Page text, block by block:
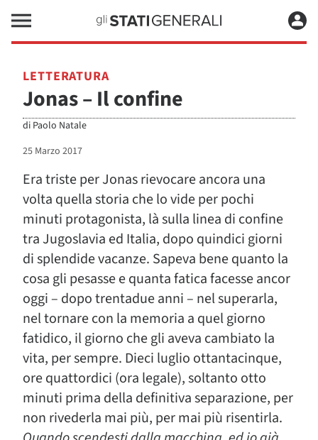
LETTERATURA
Jonas – Il confine
di Paolo Natale
25 Marzo 2017
Era triste per Jonas rievocare ancora una
volta quella storia che lo vide per pochi
minuti protagonista, là sulla linea di confine
tra Jugoslavia ed Italia, dopo quindici giorni
di splendide vacanze. Sapeva bene quanto la
cosa gli pesasse e quanta fatica facesse ancor
oggi – dopo trentadue anni – nel superarla,
nel tornare con la memoria a quel giorno
fatidico, il giorno che gli aveva cambiato la
vita, per sempre. Dieci luglio ottantacinque,
ore quattordici (ora legale), soltanto otto
minuti prima della definitiva separazione, per
non rivederla mai più, per mai più risentirla.